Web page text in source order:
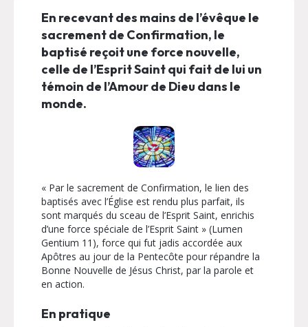
En recevant des mains de l’évêque le
sacrement de Confirmation, le
baptisé reçoit une force nouvelle,
celle de l’Esprit Saint qui fait de lui un
témoin de l’Amour de Dieu dans le
monde.
« Par le sacrement de Confirmation, le lien des
baptisés avec l’Église est rendu plus parfait, ils
sont marqués du sceau de l’Esprit Saint, enrichis
d’une force spéciale de l’Esprit Saint » (Lumen
Gentium 11), force qui fut jadis accordée aux
Apôtres au jour de la Pentecôte pour répandre la
Bonne Nouvelle de Jésus Christ, par la parole et
en action.
En pratique